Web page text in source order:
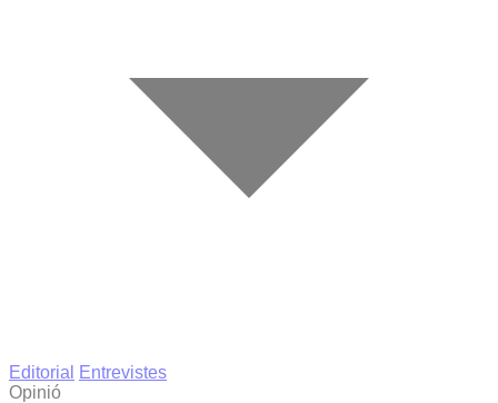
Editorial
Entrevistes
Opinió